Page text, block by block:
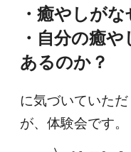
・癒やしが
・自分の癒
あるのか？
に気づいていた
が、体験会です。